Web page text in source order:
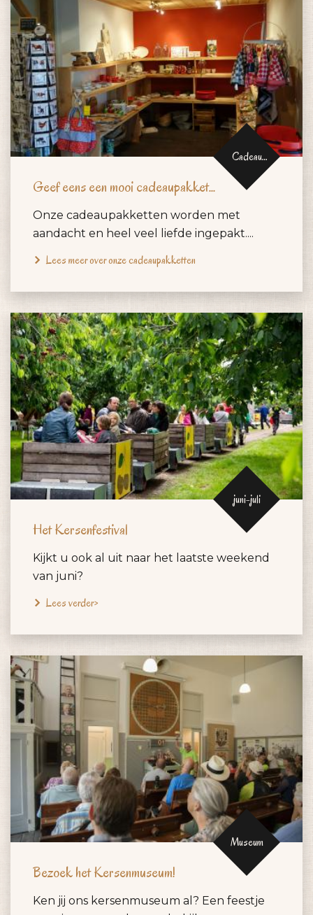
Cadeau
pakketten
Geef eens een mooi cadeaupakket...
Onze cadeaupakketten worden met
aandacht en heel veel liefde ingepakt....
Lees meer over onze cadeaupakketten
juni-juli
Het Kersenfestival
Kijkt u ook al uit naar het laatste weekend
van juni?
Lees verder>
Museum
Bezoek het Kersenmuseum!
Ken jij ons kersenmuseum al? Een feestje